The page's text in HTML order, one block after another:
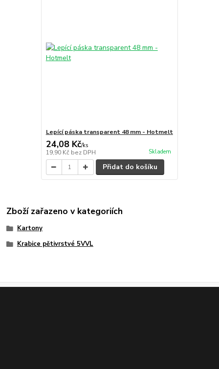
Lepící páska transparent 48 mm - Hotmelt
24,08 Kč/ks
19,90 Kč bez DPH Skladem
Přidat do košíku
Zboží zařazeno v kategoriích
Kartony
Krabice pětivrstvé 5VVL